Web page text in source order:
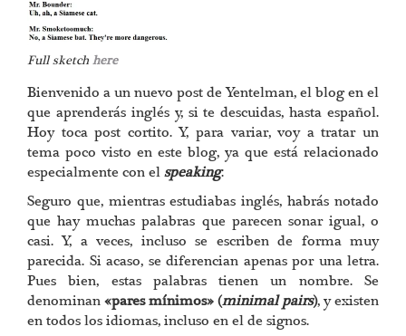
Full sketch here
Bienvenido a un nuevo post de Yentelman, el blog en el
que aprenderás inglés y, si te descuidas, hasta español.
Hoy toca post cortito. Y, para variar, voy a tratar un
tema poco visto en este blog, ya que está relacionado
especialmente con elspeaking.
Seguro que, mientras estudiabas inglés, habrás notado
que hay muchas palabras que parecen sonar igual, o
casi. Y, a veces, incluso se escriben de forma muy
parecida. Si acaso, se diferencian apenas por una letra.
Pues bien, estas palabras tienen un nombre. Se
denominan«pares mínimos» (minimal pairs), y existen
en todos los idiomas, incluso en el de signos.